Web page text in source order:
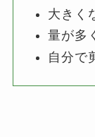
大きく
量が多
自分で